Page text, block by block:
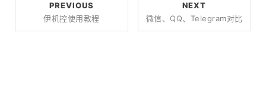
PREVIOUS
伊机控使用教程
NEXT
微信、QQ、Telegram对比